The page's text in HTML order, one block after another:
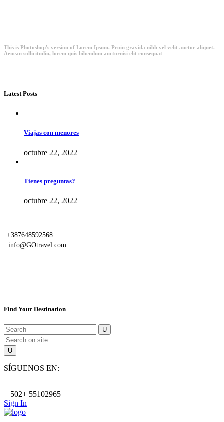
This is Photoshop's version of Lorem Ipsum. Proin gravida nibh vel velit auctor aliquet.
Aenean sollicitudin, lorem quis bibendum auctornisi elit consequat
Latest Posts
Viajas con menores
octubre 22, 2022
Tienes preguntas?
octubre 22, 2022
+387648592568
info@GOtravel.com
Find Your Destination
SÍGUENOS EN:
502+ 55102965
Sign In